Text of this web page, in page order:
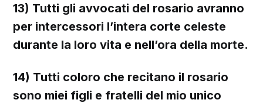
13) Tutti gli avvocati del rosario avranno
per intercessori l’intera corte celeste
durante la loro vita e nell’ora della morte.
14) Tutti coloro che recitano il rosario
sono miei figli e fratelli del mio unico